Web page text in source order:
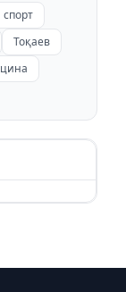
спорт
Тоқаев